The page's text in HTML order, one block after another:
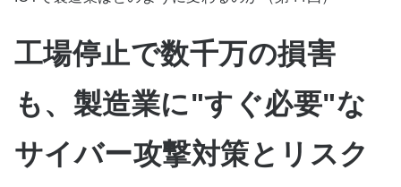
工場停止で数千万の損害
も、製造業に"すぐ必要"な
サイバー攻撃対策とリスク